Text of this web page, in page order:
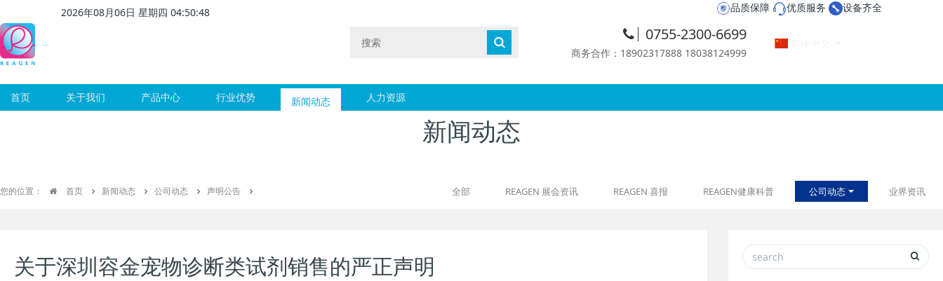
2026年08月06日 星期四 04:50:49 品质保障 优质服务 设备齐全
0755-2300-6699
商务合作：18902317888 18038124999
首页 关于我们 产品中心 行业优势 新闻动态 人力资源
新闻动态
您的位置： 首页 新闻动态 公司动态 声明公告 全部 REAGEN 展会资讯 REAGEN 喜报 REAGEN健康科普 公司动态 业界资讯
关于深圳容金宠物诊断类试剂销售的严正声明